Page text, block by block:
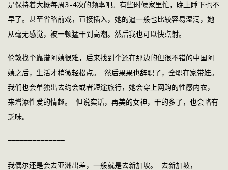
是保持着大概每周3-4次的频率吧。有些时候家里忙，晚上睡下也不
早了。甚至省略前戏，直接插入，她的逼一般也比较容易湿润，她
从毫无感觉，被一顿猛干到高潮。然后我也可以快点射。
伦敦找个靠谱阿姨很难，后来找到个还在那边的但很不错的中国阿
姨之后，生活才稍微轻松点。 然后果果也辞职了，全职在家带娃。
我们也会单独出去约会或者短途旅行，她会穿上网购的性感内衣，
来增添性爱的情趣。 但说实话，再美的女神，干的多了，也会略有
乏味。
==============
我偶尔还是会去亚洲出差，一般就是去新加坡。 去新加坡，